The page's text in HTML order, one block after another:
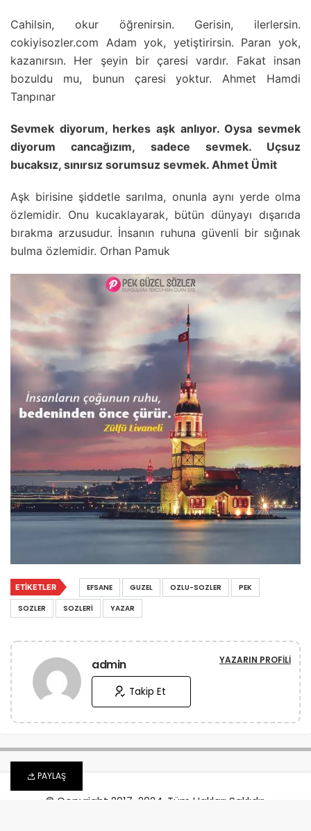
PAYLAŞ
Cahilsin, okur öğrenirsin. Gerisin, ilerlersin.
cokiyisozler.com Adam yok, yetiştirirsin. Paran yok,
kazanırsın. Her şeyin bir çaresi vardır. Fakat insan
bozuldu mu, bunun çaresi yoktur. Ahmet Hamdi
Tanpınar
Sevmek diyorum, herkes aşk anlıyor. Oysa sevmek
diyorum cancağızım, sadece sevmek. Uçsuz
bucaksız, sınırsız sorumsuz sevmek. Ahmet Ümit
Aşk birisine şiddetle sarılma, onunla aynı yerde olma
özlemidir. Onu kucaklayarak, bütün dünyayı dışarıda
bırakma arzusudur. İnsanın ruhuna güvenli bir sığınak
bulma özlemidir. Orhan Pamuk
ETIKETLER EFSANE GUZEL OZLU-SOZLER
PEK
SOZLER
SOZLERI YAZAR
admin YAZARIN PROFILI
Takip Et
© Copyright 2017-2024, Tüm Hakları Saklıdır.